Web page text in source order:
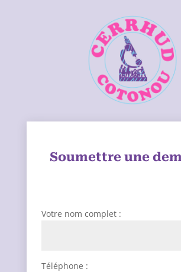
Soumettre une
Votre nom complet :
Téléphone :